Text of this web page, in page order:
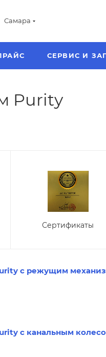
Самара
СЕРВИС И
Purity
Сертификаты
с режущим
с канальным